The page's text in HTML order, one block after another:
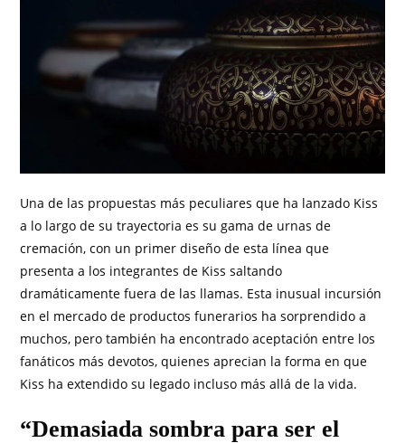
Una de las propuestas más peculiares que ha lanzado Kiss
a lo largo de su trayectoria es su gama de urnas de
cremación, con un primer diseño de esta línea que
presenta a los integrantes de Kiss saltando
dramáticamente fuera de las llamas. Esta inusual incursión
en el mercado de productos funerarios ha sorprendido a
muchos, pero también ha encontrado aceptación entre los
fanáticos más devotos, quienes aprecian la forma en que
Kiss ha extendido su legado incluso más allá de la vida.
“Demasiada sombra para ser el